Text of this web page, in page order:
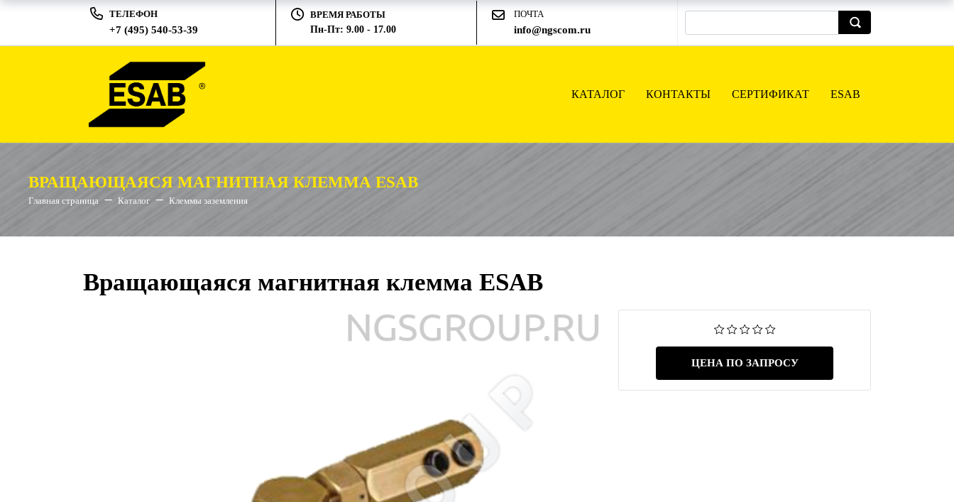
ТЕЛЕФОН
+7 (495) 540-53-39
ВРЕМЯ РАБОТЫ
Пн-Пт: 9.00 - 17.00
ПОЧТА
info@ngscom.ru
КАТАЛОГ КОНТАКТЫ СЕРТИФИКАТ ESAB
ВРАЩАЮЩАЯСЯ МАГНИТНАЯ КЛЕММА ESAB
Главная страница Каталог Клеммы заземления
Вращающаяся магнитная клемма ESAB
ЦЕНА ПО ЗАПРОСУ